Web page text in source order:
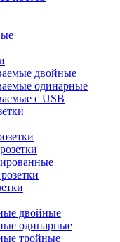
двойные
одинарные
с USB
двойные
одинарные
тройные